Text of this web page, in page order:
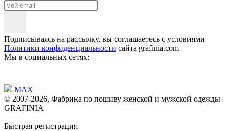
Подписываясь на рассылку, вы соглашаетесь с условиями
Политики конфиденциальности сайта grafinia.com
Мы в социальных сетях:
MAX
© 2007-2026, Фабрика по пошиву женской и мужской одежды
GRAFINIA
Быстрая регистрация